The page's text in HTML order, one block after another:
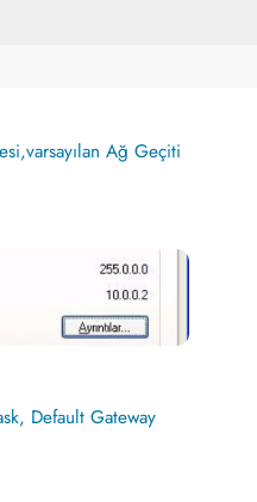
Ağ Geçiti
Default Gateway